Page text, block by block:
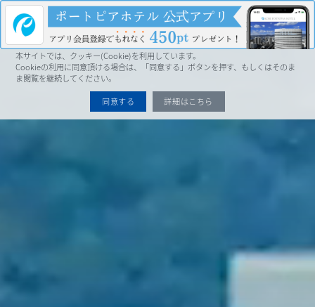
MENU
本サイトでは、クッキー(Cookie)を利用しています。
Cookieの利用に同意頂ける場合は、「同意する」ボタンを押す、もしくはそのま
ま閲覧を継続してください。
同意する 詳細はこちら